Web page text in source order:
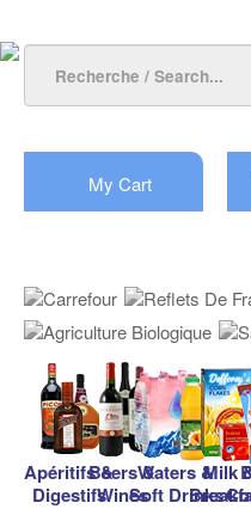
My Cart
Apéritifs &
Digestifs
Beers &
Wines
Waters &
Soft Drinks
Milk